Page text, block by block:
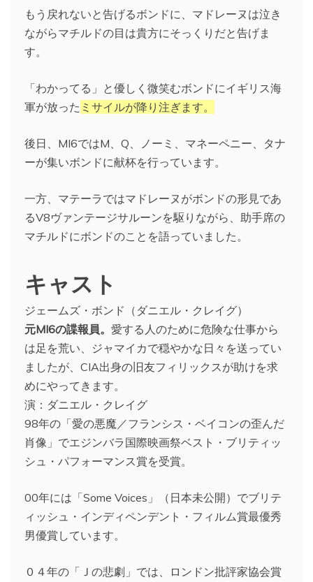
もう戻れないと告げるボンドに、マドレーヌは泣き
ながらマチルドの目は貴方にそっくりだと告げま
す。
「わかってる」と優しく微笑むボンドにイギリス海
軍が放った ミサイルが降り注ぎます。
後日、MI6ではM、Q、ノーミ、マネーペニー、タナ
ーが集いボンドに献杯を行っています。
一方、マテーラではマドレーヌがボンドの形見であ
るV8ヴァンテージサルーンを駆りながら、助手席の
マチルドにボンドのことを語っていました。
キャスト
ジェームズ・ボンド（ダニエル・クレイグ）
元MI6の諜報員。 愛する人のために危険な仕事から
は足を荒い、ジャマイカで穏やかな日々を送ってい
ましたが、CIA出身の旧友フィリックスが助けを求
めにやってきます。
演：ダニエル・クレイグ
98年の「愛の悪魔／フランシス・ベイコンの歪んだ
肖像」でエジンバラ国際映画祭ベスト・ブリティッ
シュ・パフォーマンス賞を受賞。
00年には「Some Voices」（日本未公開）でブリテ
ィッシュ・インディペンデント・フィルム賞最優秀
男優賞しています。
０４年の「Ｊの悲劇」では、ロンドン批評家協会賞